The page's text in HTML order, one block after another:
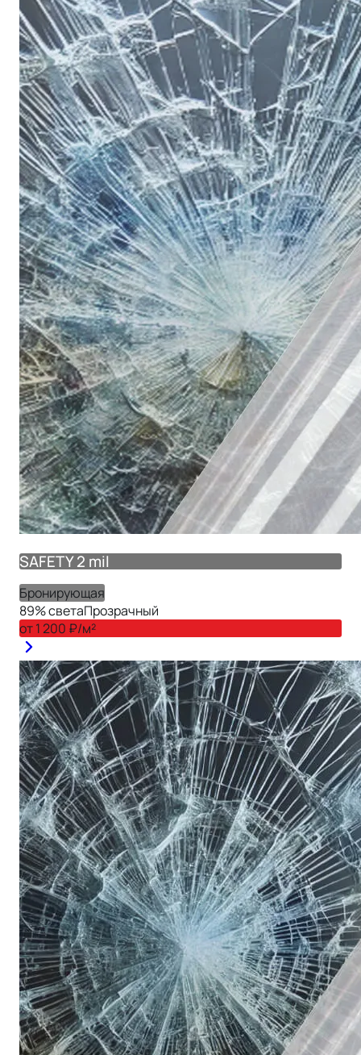
SAFETY 2 mil
Бронирующая
89% светаПрозрачный
от1 200 ₽/м²